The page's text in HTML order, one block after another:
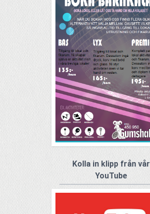
Kolla in klipp från vår
YouTube